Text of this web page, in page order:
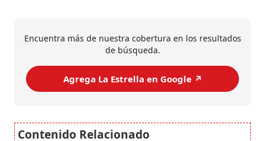
Encuentra más de nuestra cobertura en los resultados
de búsqueda.
Agrega La Estrella en Google ↗️